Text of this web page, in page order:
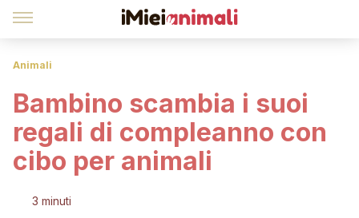
Animali
Bambino scambia i suoi
regali di compleanno con
cibo per animali
3 minuti